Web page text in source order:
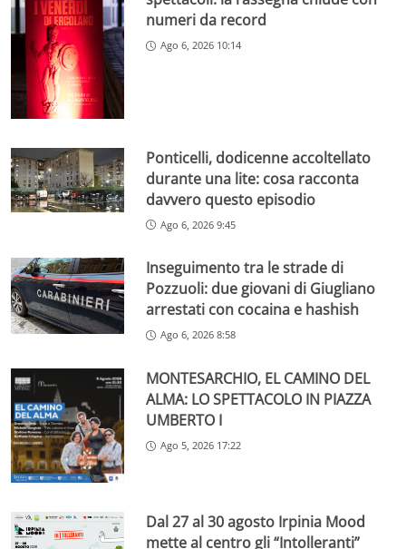
numeri da record
Ago 6, 2026 10:14
Ponticelli, dodicenne accoltellato
durante una lite: cosa racconta
davvero questo episodio
Ago 6, 2026 9:45
Inseguimento tra le strade di
Pozzuoli: due giovani di Giugliano
arrestati con cocaina e hashish
Ago 6, 2026 8:58
MONTESARCHIO, EL CAMINO DEL
ALMA: LO SPETTACOLO IN PIAZZA
UMBERTO I
Ago 5, 2026 17:22
Dal 27 al 30 agosto Irpinia Mood
mette al centro gli “Intolleranti”